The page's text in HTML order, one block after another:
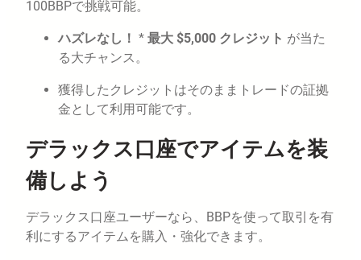
100BBPで挑戦可能。
ハズレなし！ * 最大 $5,000 クレジット が当た
る大チャンス。
獲得したクレジットはそのままトレードの証拠
金として利用可能です。
デラックス口座でアイテムを装
備しよう
デラックス口座ユーザーなら、BBPを使って取引を有
利にするアイテムを購入・強化できます。